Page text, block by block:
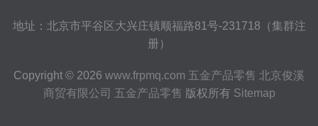
地址：北京市平谷区大兴庄镇顺福路81号-231718（集群注
册）
Copyright © 2026 www.frpmq.com 五金产品零售 北京俊溪
商贸有限公司 五金产品零售 版权所有 Sitemap